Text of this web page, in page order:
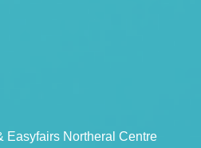
Easyfairs Northeral Centre